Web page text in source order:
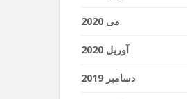
می 2020
آوریل 2020
دسامبر 2019